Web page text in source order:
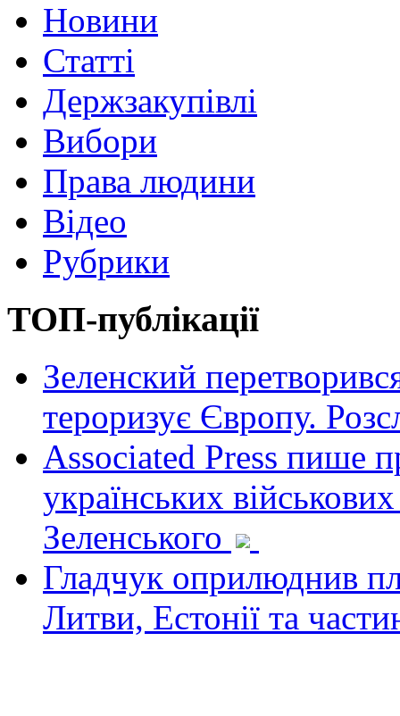
Новини
Статті
Держзакупівлі
Вибори
Права людини
Відео
Рубрики
ТОП-публікації
Зеленский
тероризує Європу.
Associated Press пише
українських
Зеленського
Гладчук оприлюднив
Литви, Естонії та